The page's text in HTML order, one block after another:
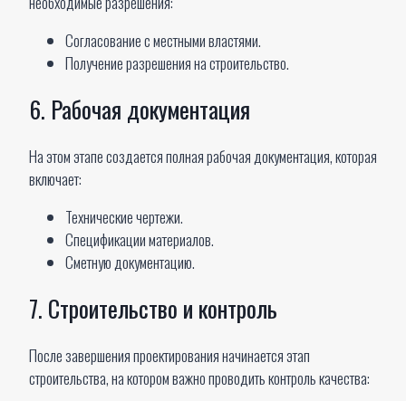
Согласование с местными властями.
Получение разрешения на строительство.
6. Рабочая документация
На этом этапе создается полная рабочая документация, которая
включает:
Технические чертежи.
Спецификации материалов.
Сметную документацию.
7. Строительство и контроль
После завершения проектирования начинается этап
строительства, на котором важно проводить контроль качества: